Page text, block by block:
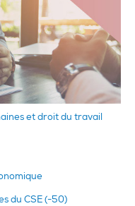
et droit du travail
du CSE (-50)